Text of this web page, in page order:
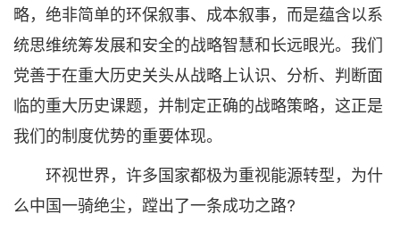
略，绝非简单的环保叙事、成本叙事，而是蕴含以系
统思维统筹发展和安全的战略智慧和长远眼光。我们
党善于在重大历史关头从战略上认识、分析、判断面
临的重大历史课题，并制定正确的战略策略，这正是
我们的制度优势的重要体现。
环视世界，许多国家都极为重视能源转型，为什
么中国一骑绝尘，蹚出了一条成功之路?